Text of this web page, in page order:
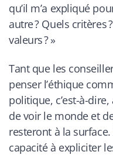
qu’il m’a expliqué
autre ? Quels critères
valeurs ? »
Tant que les
penser l’éthique
politique, c’est-à-
de voir le monde et
resteront à la surface.
capacité à expliciter